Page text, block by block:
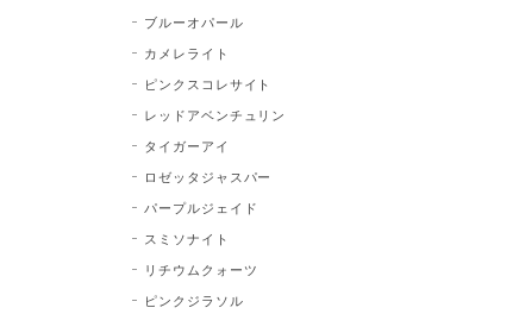
ブルーオパール
カメレライト
ピンクスコレサイト
レッドアベンチュリン
タイガーアイ
ロゼッタジャスパー
パープルジェイド
スミソナイト
リチウムクォーツ
ピンクジラソル